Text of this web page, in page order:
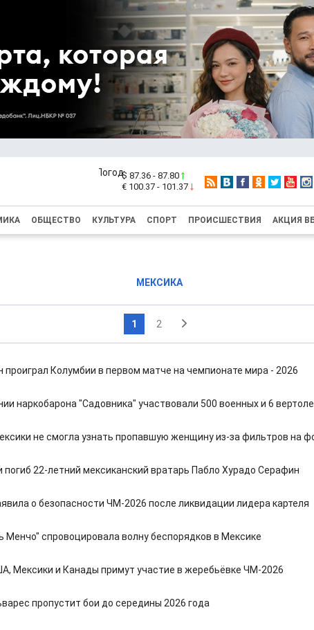
$ 87.36 - 87.80
€ 100.37 - 101.37
ОБЩЕСТВО КУЛЬТУРА СПОРТ ПРОИСШЕСТВИЯ АКЦИЯ
МЕКСИКА
1 2
проиграл Колумбии в первом матче на чемпионате мира - 2026
наркобарона "Садовника" участвовали 500 военных и 6
не смогла узнать пропавшую женщину из-за фильтров на
погиб 22-летний мексиканский вратарь Пабло Хурадо Серафин
о безопасности ЧМ-2026 после ликвидации лидера картеля
Менчо" спровоцировала волну беспорядков в Мексике
Мексики и Канады примут участие в жеребьёвке ЧМ-2026
пропустит бои до середины 2026 года